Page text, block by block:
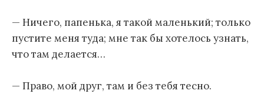
— Ничего, папенька, я такой маленький; только
пустите меня туда; мне так бы хотелось узнать,
что там делается…
— Право, мой друг, там и без тебя тесно.